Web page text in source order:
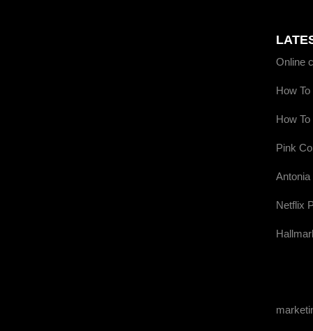
Online
How
How
Pink
Netflix